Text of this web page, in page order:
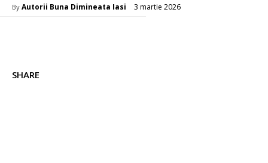
By Autorii Buna Dimineata Iasi 3 martie 2026
SHARE